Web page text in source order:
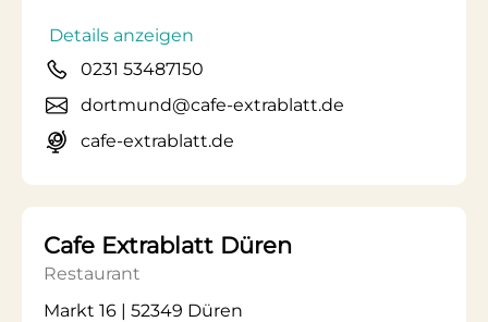
Details anzeigen
0231 53487150
dortmund@cafe-extrablatt.de
cafe-extrablatt.de
Cafe Extrablatt Düren
Restaurant
Markt 16 | 52349 Düren